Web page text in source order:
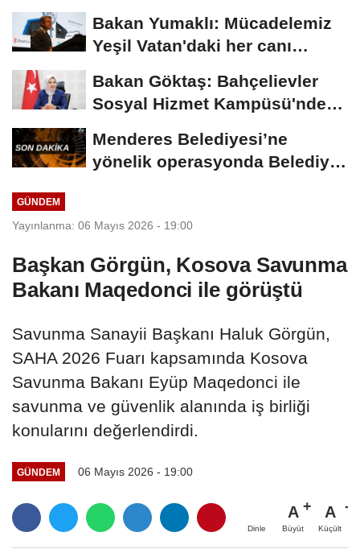
Bakan Yumaklı: Mücadelemiz
Yeşil Vatan'daki her canı
Bakan Göktaş: Bahçelievler
Sosyal Hizmet Kampüsü'nde
Menderes Belediyesi’ne
yönelik operasyonda Belediye
GÜNDEM
Yayınlanma: 06 Mayıs 2026 - 19:00
Başkan Görgün, Kosova Savunma
Bakanı Maqedonci ile görüştü
Savunma Sanayii Başkanı Haluk Görgün,
SAHA 2026 Fuarı kapsamında Kosova
Savunma Bakanı Eyüp Maqedonci ile
savunma ve güvenlik alanında iş birliği
konularını değerlendirdi.
GÜNDEM 06 Mayıs 2026 - 19:00
Dinle
A
Büyüt
A
Küçült